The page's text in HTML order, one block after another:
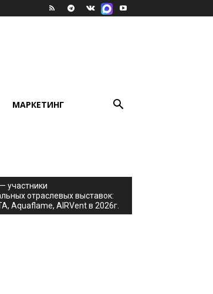
МАРКЕТИНГ
участники
отраслевых выставок:
Aquaflame, AIRVent в 2026г.